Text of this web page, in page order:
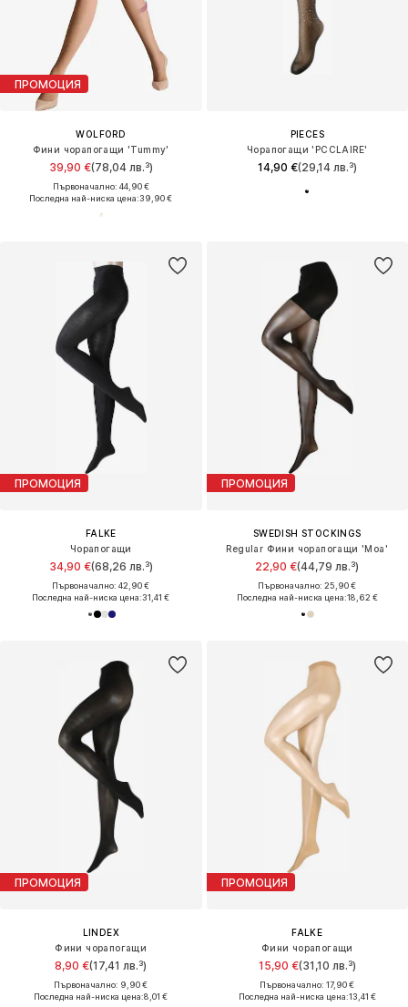
ПРОМОЦИЯ
WOLFORD
Фини чорапогащи 'Tummy'
39,90 €(78,04 лв.³)
Първоначално: 44,90 €
Последна най-ниска цена:39,90 €
PIECES
Чорапогащи 'PCCLAIRE'
14,90 €(29,14 лв.³)
ПРОМОЦИЯ
FALKE
Чорапогащи
34,90 €(68,26 лв.³)
Първоначално: 42,90 €
Последна най-ниска цена:31,41 €
ПРОМОЦИЯ
SWEDISH STOCKINGS
Regular Фини чорапогащи 'Moa'
22,90 €(44,79 лв.³)
Първоначално: 25,90 €
Последна най-ниска цена:18,62 €
ПРОМОЦИЯ
LINDEX
Фини чорапогащи
8,90 €(17,41 лв.³)
Първоначално: 9,90 €
Последна най-ниска цена:8,01 €
ПРОМОЦИЯ
FALKE
Фини чорапогащи
15,90 €(31,10 лв.³)
Първоначално: 17,90 €
Последна най-ниска цена:13,41 €